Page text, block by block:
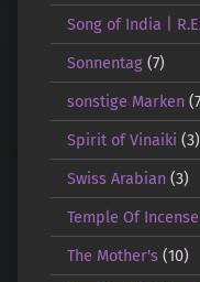
Song of India |
Sonnentag(7)
sonstige Marken
Spirit of Vinaiki (3)
Swiss Arabian(3)
Temple Of Incense
The Mother's(10)